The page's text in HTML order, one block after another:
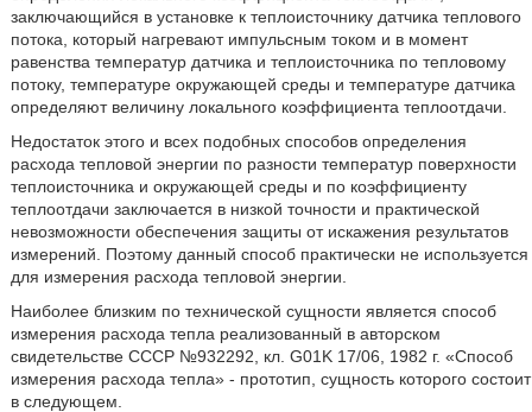
заключающийся в установке к теплоисточнику датчика теплового
потока, который нагревают импульсным током и в момент
равенства температур датчика и теплоисточника по тепловому
потоку, температуре окружающей среды и температуре датчика
определяют величину локального коэффициента теплоотдачи.
Недостаток этого и всех подобных способов определения
расхода тепловой энергии по разности температур поверхности
теплоисточника и окружающей среды и по коэффициенту
теплоотдачи заключается в низкой точности и практической
невозможности обеспечения защиты от искажения результатов
измерений. Поэтому данный способ практически не используется
для измерения расхода тепловой энергии.
Наиболее близким по технической сущности является способ
измерения расхода тепла реализованный в авторском
свидетельстве СССР №932292, кл. G01K 17/06, 1982 г. «Способ
измерения расхода тепла» - прототип, сущность которого состоит
в следующем.